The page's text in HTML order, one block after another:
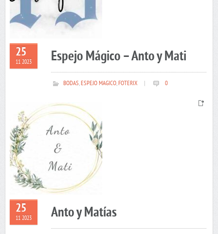
25
11 2023 Espejo Mágico – Anto y Mati
BODAS,ESPEJO MAGICO,FOTERIX 0
25
11 2023 Anto y Matías